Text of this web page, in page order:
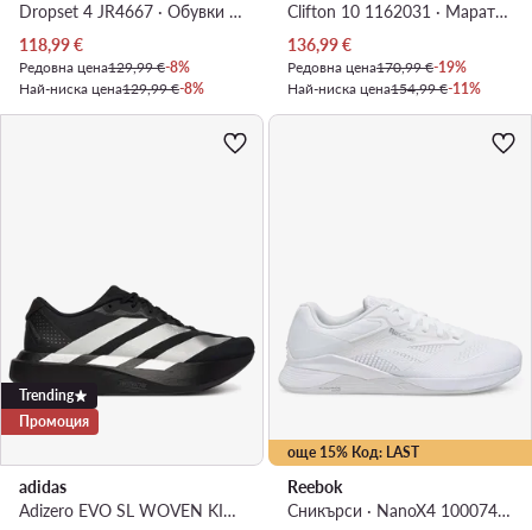
Dropset 4 JR4667 · Обувки за фитнес зала
Актуална цена
118,99€
Редовна цена129,99 €-8%
Най-ниска цена129,99 €-8%
Clifton 10 1162031 · Маратонки за бягане
Актуална цена
136,99€
Редовна цена170,99 €-19%
Най-ниска цена154,99 €-11%
Trending
Промоция
adidas
Adizero EVO SL WOVEN KI6929 · Маратонки за бягане
още 15% Код: LAST
Reebok
Сникърси · NanoX4 100074304 · Бял